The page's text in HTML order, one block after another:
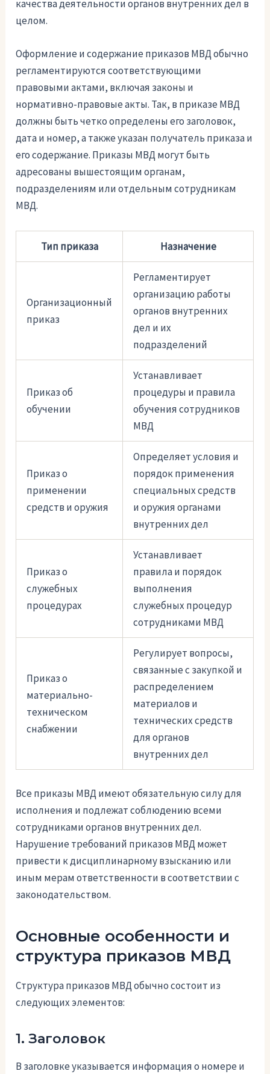
качества деятельности органов внутренних дел в
целом.
Оформление и содержание приказов МВД обычно
регламентируются соответствующими
правовыми актами, включая законы и
нормативно-правовые акты. Так, в приказе МВД
должны быть четко определены его заголовок,
дата и номер, а также указан получатель приказа и
его содержание. Приказы МВД могут быть
адресованы вышестоящим органам,
подразделениям или отдельным сотрудникам
МВД.
Тип приказа Назначение
Организационный
приказ
Регламентирует
организацию работы
органов внутренних
дел и их
подразделений
Приказ об
обучении
Устанавливает
процедуры и правила
обучения сотрудников
МВД
Приказ о
применении
средств и оружия
Определяет условия и
порядок применения
специальных средств
и оружия органами
внутренних дел
Приказ о
служебных
процедурах
Устанавливает
правила и порядок
выполнения
служебных процедур
сотрудниками МВД
Приказ о
материально-
техническом
снабжении
Регулирует вопросы,
связанные с закупкой и
распределением
материалов и
технических средств
для органов
внутренних дел
Все приказы МВД имеют обязательную силу для
исполнения и подлежат соблюдению всеми
сотрудниками органов внутренних дел.
Нарушение требований приказов МВД может
привести к дисциплинарному взысканию или
иным мерам ответственности в соответствии с
законодательством.
Основные особенности и
структура приказов МВД
Структура приказов МВД обычно состоит из
следующих элементов:
1. Заголовок
В заголовке указывается информация о номере и